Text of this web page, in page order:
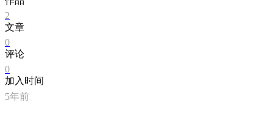
2
文章
0
评论
0
加入时间
5年前